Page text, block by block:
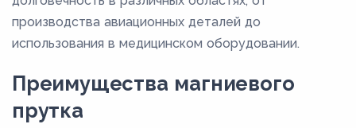
производства авиационных деталей до
использования в медицинском оборудовании.
Преимущества магниевого
прутка